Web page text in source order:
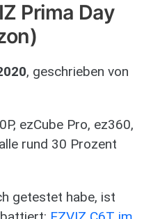
Prima Day
, geschrieben von
ezCube Pro, ez360,
rund 30 Prozent
getestet habe, ist